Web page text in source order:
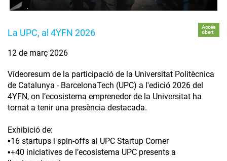
La UPC, al 4YFN 2026
Accés
obert
12 de març 2026
Vídeoresum de la participació de la Universitat Politècnica
de Catalunya - BarcelonaTech (UPC) a l'edició 2026 del
4YFN, on l’ecosistema emprenedor de la Universitat ha
tornat a tenir una presència destacada.
Exhibició de:
▪️16 startups i spin-offs al UPC Startup Corner
▪️+40 iniciatives de l’ecosistema UPC presents a